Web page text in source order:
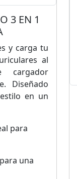
3 EN 1
y carga tu
al
cargador
Diseñado
en un
para
una